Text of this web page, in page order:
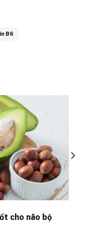
B6
cho não bộ